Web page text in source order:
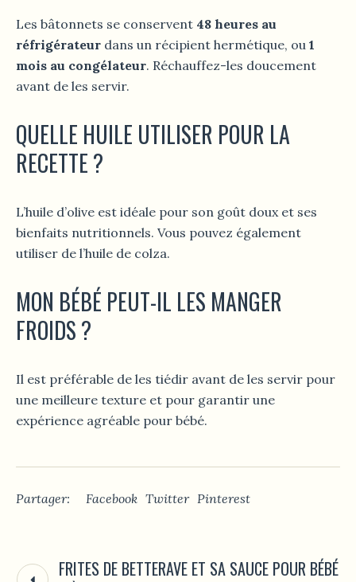
Les bâtonnets se conservent 48 heures au
réfrigérateur dans un récipient hermétique, ou 1
mois au congélateur. Réchauffez-les doucement
avant de les servir.
QUELLE HUILE UTILISER POUR LA
RECETTE ?
L’huile d’olive est idéale pour son goût doux et ses
bienfaits nutritionnels. Vous pouvez également
utiliser de l’huile de colza.
MON BÉBÉ PEUT-IL LES MANGER
FROIDS ?
Il est préférable de les tiédir avant de les servir pour
une meilleure texture et pour garantir une
expérience agréable pour bébé.
Partager: Facebook Twitter Pinterest
FRITES DE BETTERAVE ET SA SAUCE POUR BÉBÉ